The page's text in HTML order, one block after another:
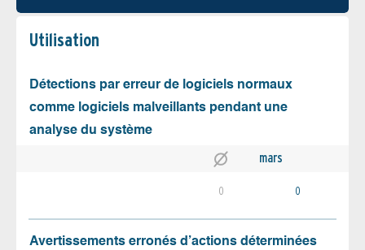
Utilisation
Détections par erreur de logiciels normaux
comme logiciels malveillants pendant une
analyse du système
mars
0 0
Avertissements erronés d’actions déterminées